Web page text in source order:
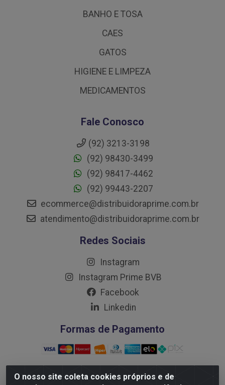
O nosso site coleta cookies próprios e de
BANHO E TOSA
CAES
GATOS
HIGIENE E LIMPEZA
MEDICAMENTOS
Fale Conosco
(92) 3213-3198
(92) 98430-3499
(92) 98417-4462
(92) 99443-2207
ecommerce@distribuidoraprime.com.br
atendimento@distribuidoraprime.com.br
Redes Sociais
Instagram
Instagram Prime BVB
Facebook
Linkedin
Formas de Pagamento